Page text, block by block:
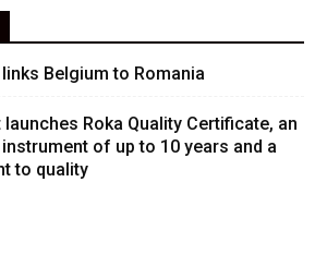
Belgium to Romania
launches Roka Quality Certificate, an
of up to 10 years and a
to quality